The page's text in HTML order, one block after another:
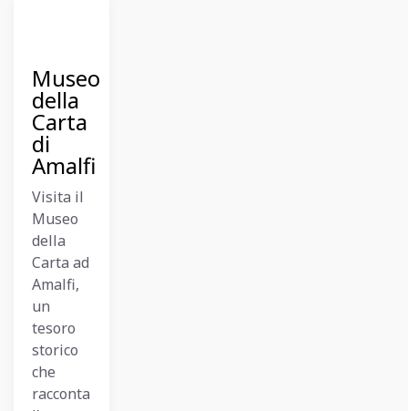
Museo
della
Carta
di
Amalfi
Visita il
Museo
della
Carta ad
Amalfi,
un
tesoro
storico
che
racconta